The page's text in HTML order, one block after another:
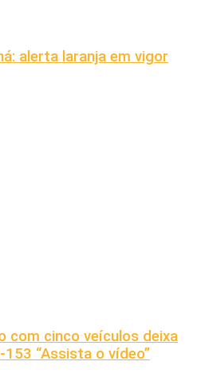
alerta laranja em vigor
com cinco veículos deixa
“Assista o vídeo”